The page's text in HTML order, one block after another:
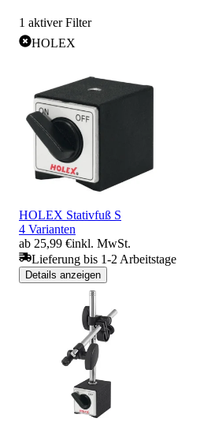
1 aktiver Filter
HOLEX
HOLEX Stativfuß S
4 Varianten
ab 25,99 €inkl. MwSt.
Lieferung bis 1-2 Arbeitstage
Details anzeigen